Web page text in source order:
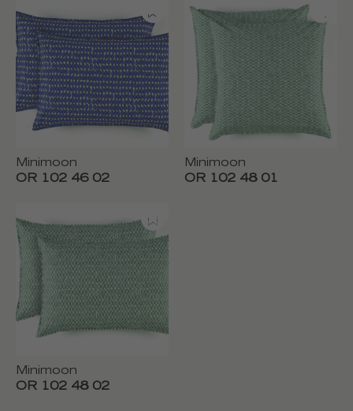
Minimoon
OR 102 46 02
Minimoon
OR 102 48 01
Minimoon
OR 102 48 02